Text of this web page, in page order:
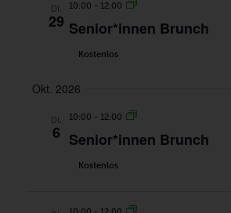
DI.
29
10:00 - 12:00
Senior*innen Brunch
Kostenlos
Okt. 2026
DI.
6
10:00 - 12:00
Senior*innen Brunch
Kostenlos